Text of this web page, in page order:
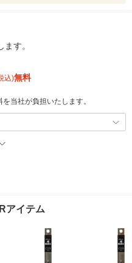
す。
込)無料
当社が負担いたします。
アイテム